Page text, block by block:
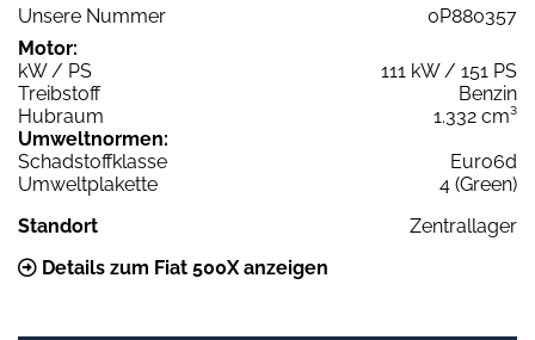
Unsere Nummer
0P880357
Motor:
kW / PS
111 kW / 151 PS
Treibstoff
Benzin
Hubraum
1.332 cm³
Umweltnormen:
Schadstoffklasse
Euro6d
Umweltplakette
4 (Green)
Standort
Zentrallager
Details zum Fiat 500X anzeigen